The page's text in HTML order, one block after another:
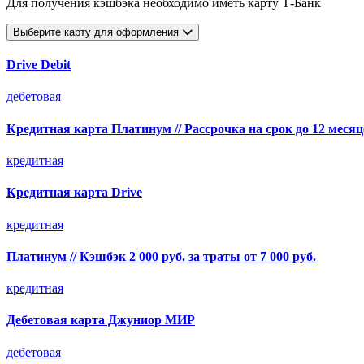
Для получения кэшбэка необходимо иметь карту Т-Банк
Выберите карту для оформления
Drive Debit
дебетовая
Кредитная карта Платинум // Рассрочка на срок до 12
кредитная
Кредитная карта Drive
кредитная
Платинум // Кэшбэк 2 000 руб. за траты от 7 000 руб.
кредитная
Дебетовая карта Джуниор МИР
дебетовая